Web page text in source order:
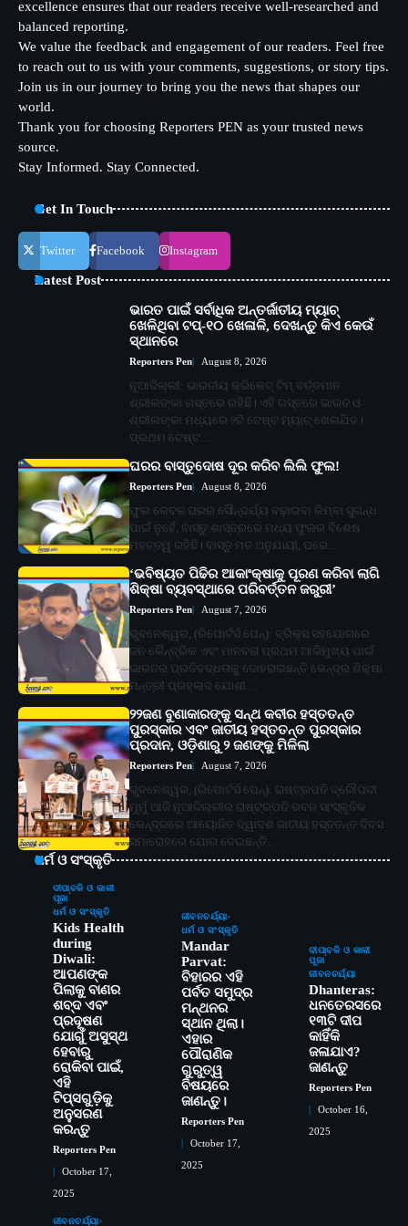
excellence ensures that our readers receive well-researched and
balanced reporting.
We value the feedback and engagement of our readers. Feel free
to reach out to us with your comments, suggestions, or story tips.
Join us in our journey to bring you the news that shapes our
world.
Thank you for choosing Reporters PEN as your trusted news
source.
Stay Informed. Stay Connected.
Get In Touch
Twitter Facebook Instagram
Latest Post
ଭାରତ ପାଇଁ ସର୍ବାଧିକ ଅନ୍ତର୍ଜାତୀୟ ମ୍ୟାଚ୍
ଖେଳିଥିବା ଟପ୍-୧୦ ଖେଳାଳି, ଦେଖନ୍ତୁ କିଏ କେଉଁ
ସ୍ଥାନରେ
Reporters Pen August 8, 2026
ନୂଆଦିଲ୍ଲୀ: ଭାରତୀୟ କ୍ରିକେଟ୍ ଟିମ୍ ବର୍ତ୍ତମାନ
ଶ୍ରୀଲଙ୍କା ଗସ୍ତରେ ରହିଛି। ଏହି ଗସ୍ତରେ ଭାରତ ଓ
ଶ୍ରୀଲଙ୍କା ମଧ୍ୟରେ ୨ଟି ଟେଷ୍ଟ ମ୍ୟାଚ୍ ଖେଳାଯିବ।
ପ୍ରଥମ ଟେଷ୍ଟ…
ଘରର ବାସ୍ତୁଦୋଷ ଦୂର କରିବ ଲିଲି ଫୁଲ!
Reporters Pen August 8, 2026
ଫୁଲ କେବଳ ଘରର ସୌନ୍ଦର୍ଯ୍ୟ ବଢ଼ାଇବା କିମ୍ବା ସୁଗନ୍ଧ
ପାଇଁ ନୁହେଁ, ବାସ୍ତୁ ଶାସ୍ତ୍ରରେ ମଧ୍ୟ ଫୁଲର ବିଶେଷ
ମହତ୍ତ୍ୱ ରହିଛି। ବାସ୍ତୁ ମତ ଅନୁଯାୟୀ, ଘରେ…
‘ଭବିଷ୍ୟତ ପିଢିର ଆକାଂକ୍ଷାକୁ ପୂରଣ କରିବା ଲାଗି
ଶିକ୍ଷା ବ୍ୟବସ୍ଥାରେ ପରିବର୍ତ୍ତନ ଜରୁରୀ’
Reporters Pen August 7, 2026
ଭୁବନେଶ୍ୱର, (ରିପୋର୍ଟର୍ସ ପେନ୍‌): ବ୍ରିକ୍ସ ସହଯୋଗରେ
ଜନ କୈନ୍ଦ୍ରିକ ଏବଂ ମାନବତା ପ୍ରଥମ ଆଭିମୁଖ୍ୟ ପାଇଁ
ଭାରତର ପ୍ରତିବଦ୍ଧତାକୁ ଦୋହରାଇଛନ୍ତି କେନ୍ଦ୍ର ଶିକ୍ଷା
ମନ୍ତ୍ରୀ ପ୍ରହ୍ଲାଦ ଯୋଶୀ…
୨୨ଜଣ ବୁଣାକାରଙ୍କୁ ସନ୍ଥ କବୀର ହସ୍ତତନ୍ତ
ପୁରସ୍କାର ଏବଂ ଜାତୀୟ ହସ୍ତତନ୍ତ ପୁରସ୍କାର
ପ୍ରଦାନ, ଓଡ଼ିଶାରୁ ୨ ଜଣଙ୍କୁ ମିଳିଲା
Reporters Pen August 7, 2026
ଭୁବନେଶ୍ୱର, (ରିପୋର୍ଟର୍ସ ପେନ୍‌): ରାଷ୍ଟ୍ରପତି ଦ୍ରୌପଦୀ
ମୁର୍ମୁ ଆଜି ନୂଆଦିଲ୍ଲୀର ରାଷ୍ଟ୍ରପତି ଭବନ ସାଂସ୍କୃତିକ
କେନ୍ଦ୍ରରେ ଆୟୋଜିତ ଦ୍ୱାଦଶ ଜାତୀୟ ହସ୍ତତନ୍ତ ଦିବସ
ସମାରୋହରେ ଯୋଗ ଦେଇଛନ୍ତି…
ଧର୍ମ ଓ ସଂସ୍କୃତି
ଦୀପାବଳି ଓ କାଳୀ
ପୂଜା
ଧର୍ମ ଓ ସଂସ୍କୃତି
Kids Health
during
Diwali:
ଆପଣଙ୍କ
ପିଲାକୁ ବାଣର
ଶବ୍ଦ ଏବଂ
ପ୍ରଦୂଷଣ
ଯୋଗୁଁ ଅସୁସ୍ଥ
ହେବାରୁ
ରୋକିବା ପାଇଁ,
ଏହି
ଟିପ୍ସଗୁଡ଼ିକୁ
ଅନୁସରଣ
କରନ୍ତୁ
Reporters Pen
October 17,
2025
ଜୀବନଚର୍ଯ୍ୟା
ଧର୍ମ ଓ ସଂସ୍କୃତି
Mandar
Parvat:
ବିହାରର ଏହି
ପର୍ବତ ସମୁଦ୍ର
ମନ୍ଥନର
ସ୍ଥାନ ଥିଲା।
ଏହାର
ପୌରାଣିକ
ଗୁରୁତ୍ୱ
ବିଷୟରେ
ଜାଣନ୍ତୁ।
Reporters Pen
October 17,
2025
ଦୀପାବଳି ଓ କାଳୀ
ପୂଜା
ଜୀବନଚର୍ଯ୍ୟା
Dhanteras:
ଧନତେରସରେ
୧୩ଟି ଦୀପ
କାହିଁକି
ଜଳାଯାଏ?
ଜାଣନ୍ତୁ
Reporters Pen
October 16,
2025
ଜୀବନଚର୍ଯ୍ୟା
ସୋଆର ୨୦ତମ ପ୍ରତିଷ୍ଠା ଦିବସରେ
ବିଶ୍ୱବିଦ୍ୟାଳୟର ସଫଳତା, ଉତ୍କର୍ଷତା ଓ